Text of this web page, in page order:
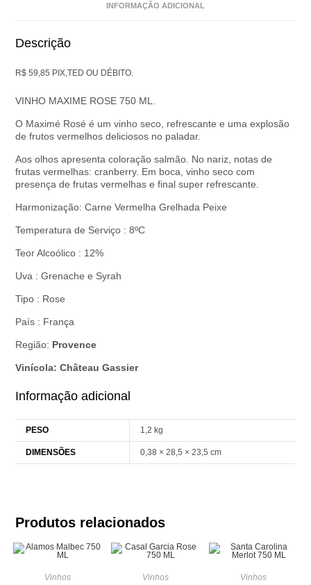
INFORMAÇÃO ADICIONAL
Descrição
R$ 59,85 PIX,TED OU DÉBITO.
VINHO MAXIME ROSE 750 ML.
O Maximé Rosé é um vinho seco, refrescante e uma explosão
de frutos vermelhos deliciosos no paladar.
Aos olhos apresenta coloração salmão. No nariz, notas de
frutas vermelhas: cranberry. Em boca, vinho seco com
presença de frutas vermelhas e final super refrescante.
Harmonização: Carne Vermelha Grelhada Peixe
Temperatura de Serviço : 8ºC
Teor Alcoólico : 12%
Uva : Grenache e Syrah
Tipo : Rose
País : França
Região: Provence
Vinícola: Château Gassier
Informação adicional
PESO 1,2 kg
DIMENSÕES 0,38 × 28,5 × 23,5 cm
Produtos relacionados
Vinhos Vinhos Vinhos